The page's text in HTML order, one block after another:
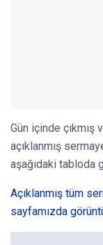
Gün içinde çıkmış
açıklanmış
aşağıdaki tabloda
Açıklanmış tüm
sayfamızda